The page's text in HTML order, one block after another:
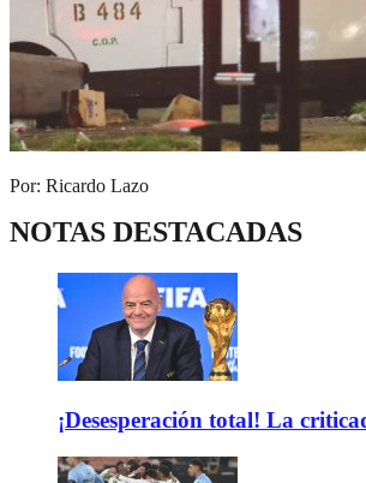
Por: Ricardo Lazo
NOTAS DESTACADAS
¡Desesperación total! La